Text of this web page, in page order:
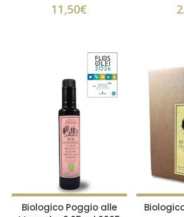
11,50€
Biologico Poggio alle